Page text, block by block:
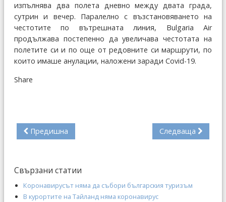
изпълнява два полета дневно между двата града,
сутрин и вечер. Паралелно с възстановяването на
честотите по вътрешната линия, Bulgaria Air
продължава постепенно да увеличава честотата на
полетите си и по още от редовните си маршрути, по
които имаше анулации, наложени заради Covid-19.
Share
Предишна Следваща
Свързани статии
Коронавирусът няма да събори българския туризъм
В курортите на Тайланд няма коронавирус